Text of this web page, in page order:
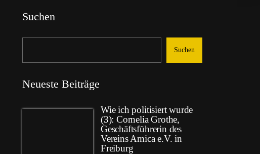
Suchen
Suchen
Neueste Beiträge
Wie ich politisiert wurde
(3): Cornelia Grothe,
Geschäftsführerin des
Vereins Amica e.V. in
Freiburg